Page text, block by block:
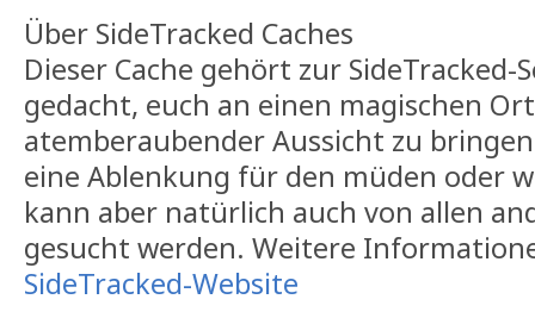
Über SideTracked Caches
Dieser Cache gehört zur
gedacht, euch an einen magischen
atemberaubender Aussicht zu
eine Ablenkung für den müden oder
kann aber natürlich auch von allen
gesucht werden. Weitere
SideTracked-Website